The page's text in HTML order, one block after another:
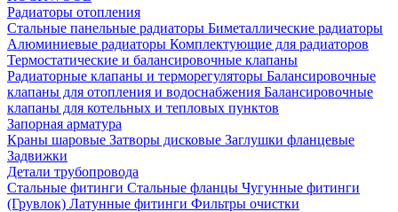
Радиаторы отопления
Стальные панельные радиаторы Биметаллические радиаторы
Алюминиевые радиаторы Комплектующие для радиаторов
Термостатические и балансировочные клапаны
Радиаторные клапаны и терморегуляторы Балансировочные
клапаны для отопления и водоснабжения Балансировочные
клапаны для котельных и тепловых пунктов
Запорная арматура
Краны шаровые Затворы дисковые Заглушки фланцевые
Задвижки
Детали трубопровода
Стальные фитинги Стальные фланцы Чугунные фитинги
(Грувлок) Латунные фитинги Фильтры очистки